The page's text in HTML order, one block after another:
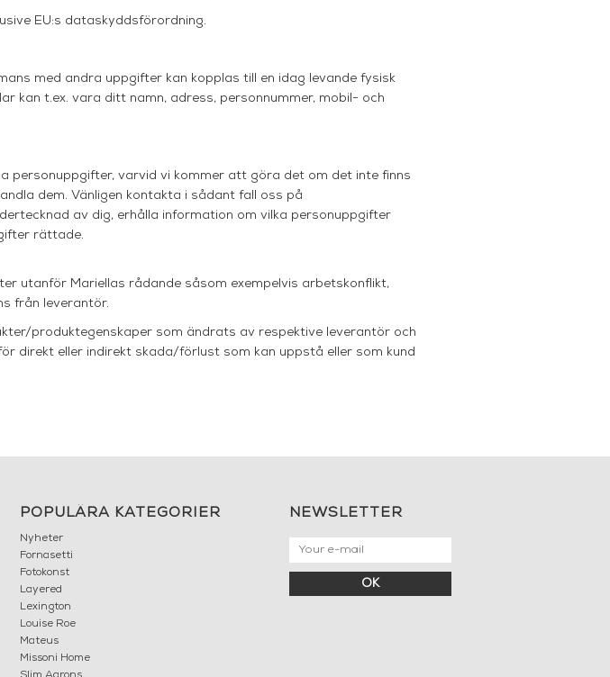
EU:s dataskyddsförordning.
med andra uppgifter kan kopplas till en idag levande fysisk
kan t.ex. vara ditt namn, adress, personnummer, mobil- och
personuppgifter, varvid vi kommer att göra det om det inte finns
dem. Vänligen kontakta i sådant fall oss på
av dig, erhålla information om vilka personuppgifter
rättade.
utanför Mariellas rådande såsom exempelvis arbetskonflikt,
från leverantör.
produktegenskaper som ändrats av respektive leverantör och
direkt eller indirekt skada/förlust som kan uppstå eller som kund
POPULÄRA KATEGORIER
Nyheter
Fornasetti
Fotokonst
Layered
Lexington
Louise Roe
Mateus
Missoni Home
NEWSLETTER
OK